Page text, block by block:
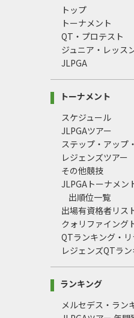
トップ
トーナメント
QT・プロテスト
ジュニア・レッス
JLPGA
トーナメント
スケジュール
JLPGAツアー
ステップ・アップ
レジェンズツアー
その他競技
JLPGAトーナメン
出順位一覧
出場有資格者リス
クォリファイング
QTランキング・
レジェンズQTラ
ランキング
メルセデス・ラン